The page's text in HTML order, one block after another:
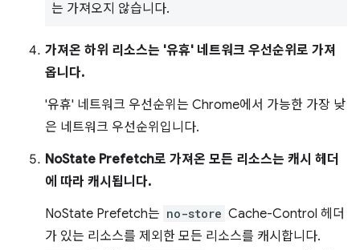
는 가져오지 않습니다.
가져온 하위 리소스는 '유휴' 네트워크 우선순위로 가져
옵니다.
'유휴' 네트워크 우선순위는 Chrome에서 가능한 가장 낮
은 네트워크 우선순위입니다.
NoState Prefetch로 가져온 모든 리소스는 캐시 헤더
에 따라 캐시됩니다.
NoState Prefetch는 no-store Cache-Control 헤더
가 있는 리소스를 제외한 모든 리소스를 캐시합니다.